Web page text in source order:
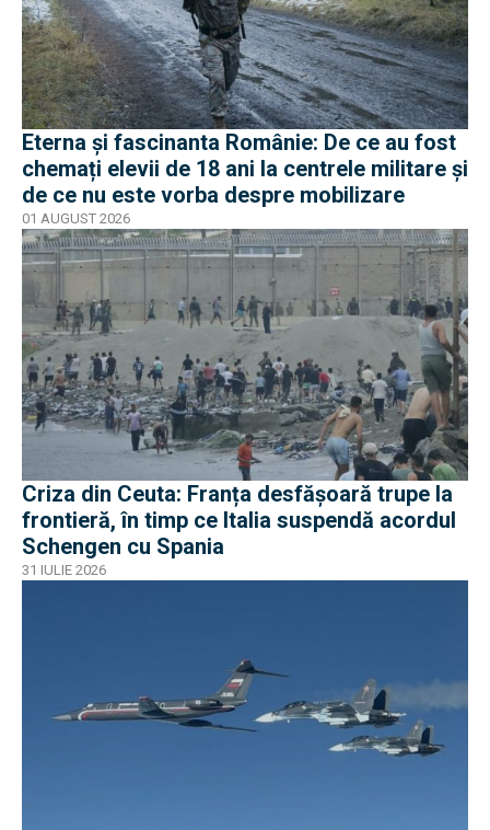
Eterna și fascinanta Românie: De ce au fost
chemați elevii de 18 ani la centrele militare și
de ce nu este vorba despre mobilizare
01 AUGUST 2026
Criza din Ceuta: Franța desfășoară trupe la
frontieră, în timp ce Italia suspendă acordul
Schengen cu Spania
31 IULIE 2026